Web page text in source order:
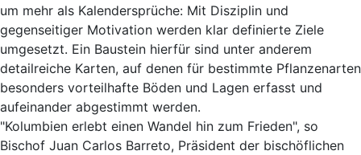
um mehr als Kalendersprüche: Mit Disziplin und
gegenseitiger Motivation werden klar definierte Ziele
umgesetzt. Ein Baustein hierfür sind unter anderem
detailreiche Karten, auf denen für bestimmte Pflanzenarten
besonders vorteilhafte Böden und Lagen erfasst und
aufeinander abgestimmt werden.
"Kolumbien erlebt einen Wandel hin zum Frieden", so
Bischof Juan Carlos Barreto, Präsident der bischöflichen